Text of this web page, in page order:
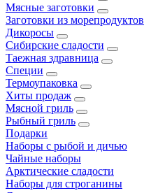
Мясные заготовки
Заготовки из морепродуктов
Дикоросы
Сибирские сладости
Таежная здравница
Специи
Термоупаковка
Хиты продаж
Мясной гриль
Рыбный гриль
Подарки
Наборы с рыбой и дичью
Чайные наборы
Арктические сладости
Наборы для строганины